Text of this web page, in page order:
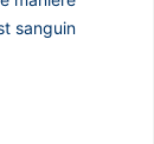
sanguin